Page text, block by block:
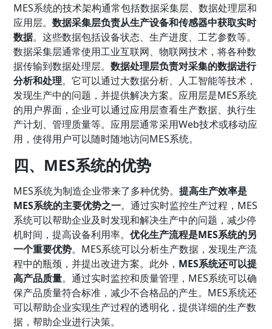
MES系统的技术架构通常包括数据采集层、数据处理层和
应用层。数据采集层负责从生产设备和传感器中获取实时
数据。这些数据包括设备状态、生产进度、工艺参数等。
数据采集层通常使用工业互联网、物联网技术，将各种数
据传输到数据处理层。数据处理层负责对采集的数据进行
分析和处理。它可以通过大数据分析、人工智能等技术，
发现生产中的问题，并提供解决方案。应用层是MES系统
的用户界面，企业可以通过应用层查看生产数据、执行生
产计划、管理质量等。应用层通常采用Web技术或移动应
用，使得用户可以随时随地访问MES系统。
四、MES系统的优势
MES系统为制造企业带来了多种优势。提高生产效率是
MES系统的主要优势之一。通过实时监控生产过程，MES
系统可以帮助企业及时发现和解决生产中的问题，减少停
机时间，提高设备利用率。优化生产流程是MES系统的另
一个重要优势。MES系统可以分析生产数据，发现生产流
程中的瓶颈，并提出改进方案。此外， MES系统还可以提
高产品质量。通过实时监控和质量管理，MES系统可以确
保产品质量符合标准，减少不合格品的产生。MES系统还
可以帮助企业实现生产过程的透明化，提供详细的生产数
据，帮助企业进行决策。